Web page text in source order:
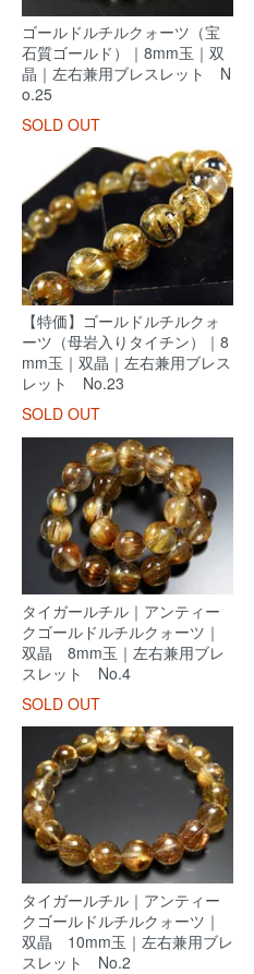
ゴールドルチルクォーツ（宝
石質ゴールド）｜8mm玉｜双
晶｜左右兼用ブレスレット N
o.25
SOLD OUT
【特価】ゴールドルチルクォ
ーツ（母岩入りタイチン）｜8
mm玉｜双晶｜左右兼用ブレス
レット No.23
SOLD OUT
タイガールチル｜アンティー
クゴールドルチルクォーツ｜
双晶 8mm玉｜左右兼用ブレ
スレット No.4
SOLD OUT
タイガールチル｜アンティー
クゴールドルチルクォーツ｜
双晶 10mm玉｜左右兼用ブレ
スレット No.2